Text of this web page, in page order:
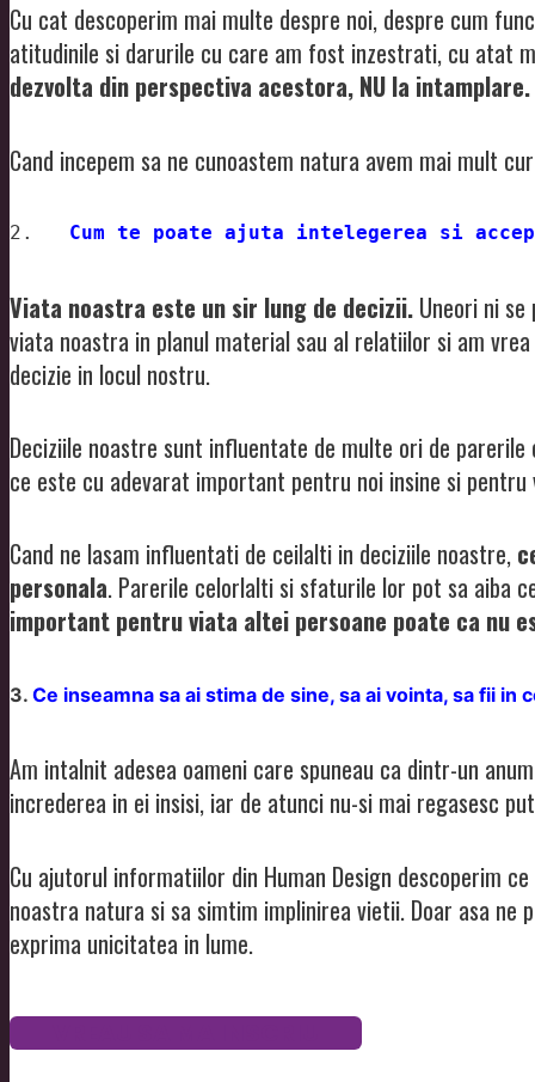
Cu cat descoperim mai multe despre noi, despre cum
atitudinile si darurile cu care am fost inzestrati, cu atat
dezvolta din perspectiva acestora, NU la intamplare.
Cand incepem sa ne cunoastem natura avem mai mult
2. Cum te poate ajuta intelegerea si
Viata noastra este un sir lung de decizii. Uneori ni
viata noastra in planul material sau al relatiilor si am
decizie in locul nostru.
Deciziile noastre sunt influentate de multe ori de
ce este cu adevarat important pentru noi insine si
Cand ne lasam influentati de ceilalti in deciziile noastre,
personala. Parerile celorlalti si sfaturile lor pot sa aiba
important pentru viata altei persoane poate ca nu
3. Ce inseamna sa ai stima de sine, sa ai vointa, sa fii
Am intalnit adesea oameni care spuneau ca dintr-un
increderea in ei insisi, iar de atunci nu-si mai regasesc
Cu ajutorul informatiilor din Human Design descoperim
noastra natura si sa simtim implinirea vietii. Doar asa
exprima unicitatea in lume.